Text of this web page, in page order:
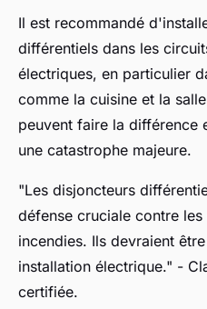
Il est recommandé
différentiels dans les
électriques, en particulier
comme la cuisine et la
peuvent faire la différence
une catastrophe majeure.
"Les disjoncteurs
défense cruciale contre
incendies. Ils devraient
installation électrique." -
certifiée.